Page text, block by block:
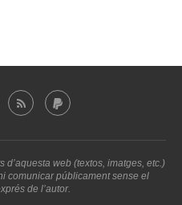
d’aquesta web (textos, imatges, etc.)
comunicar públicament sense el
de l’autor.